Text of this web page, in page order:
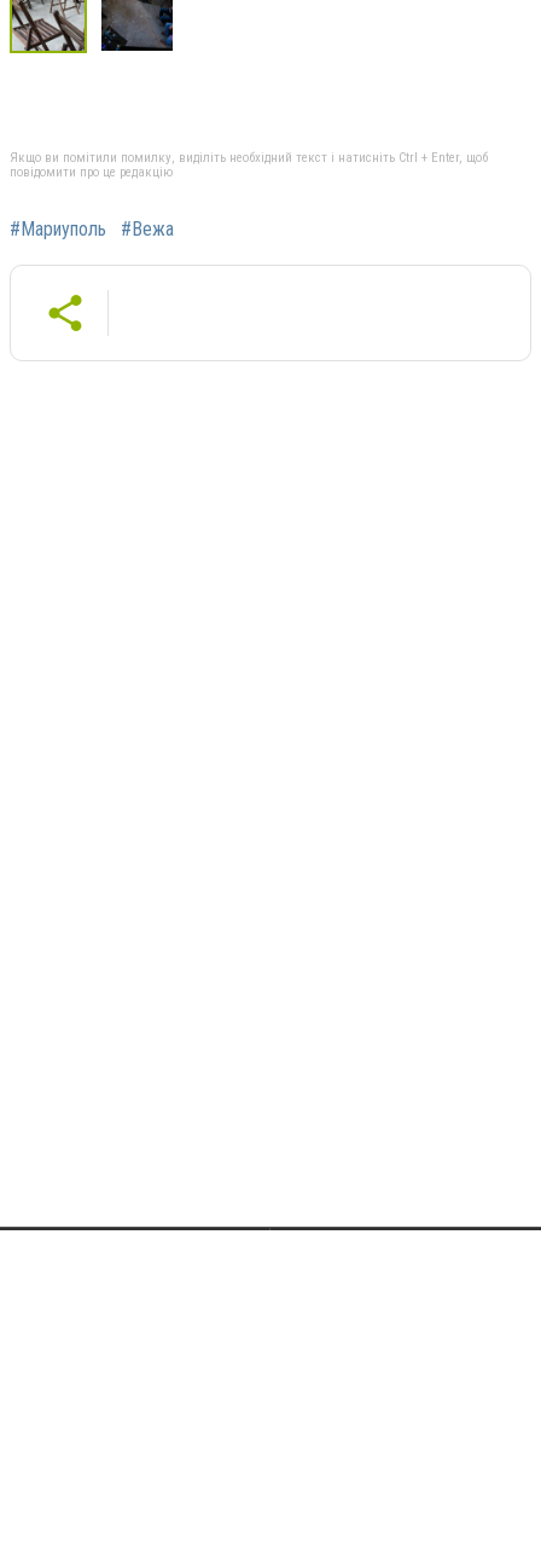
Якщо ви помітили помилку, виділіть необхідний текст і натисніть Ctrl + Enter, щоб
повідомити про це редакцію
#Мариуполь #Вежа